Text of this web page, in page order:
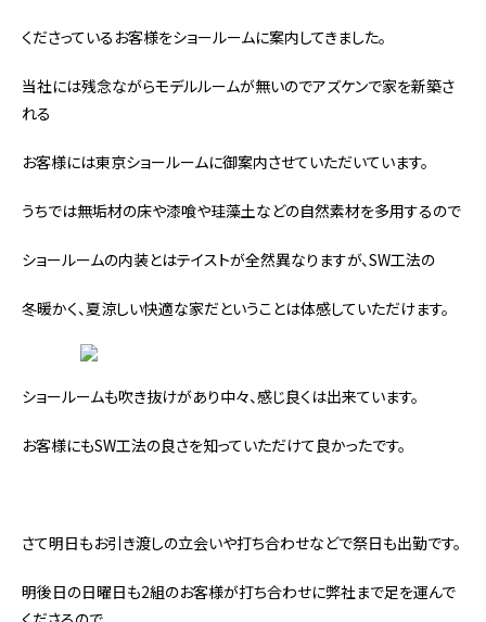
くださっているお客様をショールームに案内してきました。
当社には残念ながらモデルルームが無いのでアズケンで家を新築さ
れる
お客様には東京ショールームに御案内させていただいています。
うちでは無垢材の床や漆喰や珪藻土などの自然素材を多用するので
ショールームの内装とはテイストが全然異なりますが、SW工法の
冬暖かく、夏涼しい快適な家だということは体感していただけます。
ショールームも吹き抜けがあり中々、感じ良くは出来ています。
お客様にもSW工法の良さを知っていただけて良かったです。
さて明日もお引き渡しの立会いや打ち合わせなどで祭日も出勤です。
明後日の日曜日も2組のお客様が打ち合わせに弊社まで足を運んで